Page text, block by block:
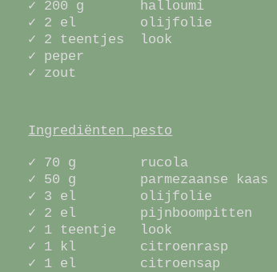
✓ 200 g halloumi
✓ 2 el olijfolie
✓ 2 teentjes look
✓ peper
✓ zout
Ingrediënten pesto
✓ 70 g rucola
✓ 50 g parmezaanse kaas
✓ 3 el olijfolie
✓ 2 el pijnboompitten
✓ 1 teentje look
✓ 1 kl citroenrasp
✓ 1 el citroensap